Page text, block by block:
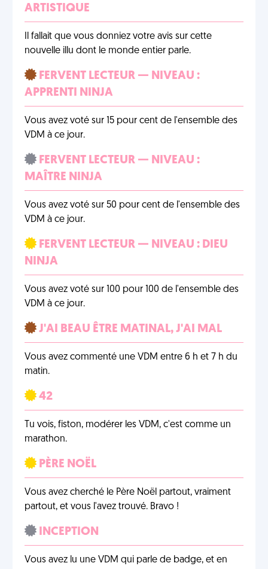
ARTISTIQUE
Il fallait que vous donniez votre avis sur cette
nouvelle illu dont le monde entier parle.
FERVENT LECTEUR — NIVEAU :
APPRENTI NINJA
Vous avez voté sur 15 pour cent de l'ensemble des
VDM à ce jour.
FERVENT LECTEUR — NIVEAU :
MAÎTRE NINJA
Vous avez voté sur 50 pour cent de l'ensemble des
VDM à ce jour.
FERVENT LECTEUR — NIVEAU : DIEU
NINJA
Vous avez voté sur 100 pour 100 de l'ensemble des
VDM à ce jour.
J'AI BEAU ÊTRE MATINAL, J'AI MAL
Vous avez commenté une VDM entre 6 h et 7 h du
matin.
42
Tu vois, fiston, modérer les VDM, c'est comme un
marathon.
PÈRE NOËL
Vous avez cherché le Père Noël partout, vraiment
partout, et vous l'avez trouvé. Bravo !
INCEPTION
Vous avez lu une VDM qui parle de badge, et en